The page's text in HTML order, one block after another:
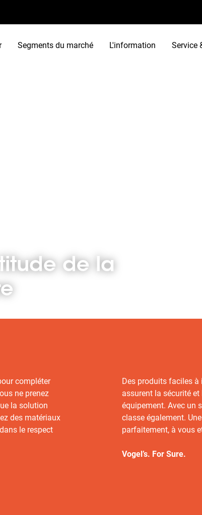
Segments du marché L'information Service
de la
compléter
ne prenez
la solution
des matériaux
le respect
Des produits faciles
assurent la sécurité
équipement. Avec un
classe également.
parfaitement, à vous
Vogel’s. For Sure.